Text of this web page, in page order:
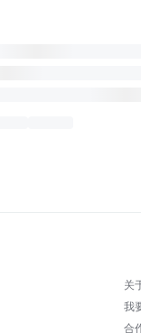
关
我
合